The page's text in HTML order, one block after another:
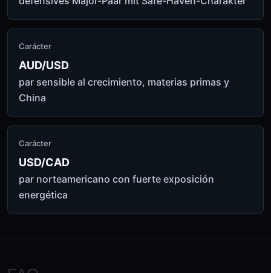
Carácter
AUD/USD
par sensible al crecimiento, materias primas y
China
Carácter
USD/CAD
par norteamericano con fuerte exposición
energética